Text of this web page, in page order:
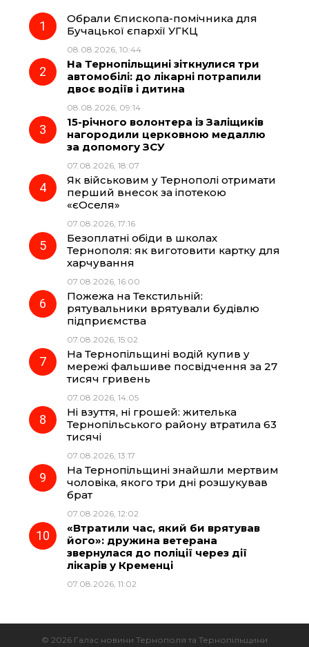
e
o
o
e
g
r
a
m
t
p
Обрали Єпископа-помічника для
Бучацької єпархії УГКЦ
08.08.2026, 10:44
На Тернопільщині зіткнулися три
автомобілі: до лікарні потрапили
двоє водіїв і дитина
08.08.2026, 09:14
15-річного волонтера із Заліщиків
нагородили церковною медаллю
за допомогу ЗСУ
07.08.2026, 18:07
Як військовим у Тернополі отримати
перший внесок за іпотекою
«єОселя»
07.08.2026, 17:16
Безоплатні обіди в школах
Тернополя: як виготовити картку для
харчування
07.08.2026, 16:00
Пожежа на Текстильній:
рятувальники врятували будівлю
підприємства
07.08.2026, 15:02
На Тернопільщині водій купив у
мережі фальшиве посвідчення за 27
тисяч гривень
07.08.2026, 14:05
Ні взуття, ні грошей: жителька
Тернопільського району втратила 63
тисячі
07.08.2026, 13:17
На Тернопільщині знайшли мертвим
чоловіка, якого три дні розшукував
брат
07.08.2026, 12:02
«Втратили час, який би врятував
його»: дружина ветерана
звернулася до поліції через дії
лікарів у Кременці
07.08.2026, 11:02
© 2026 Галас новини Тернополя та Тернопільщини